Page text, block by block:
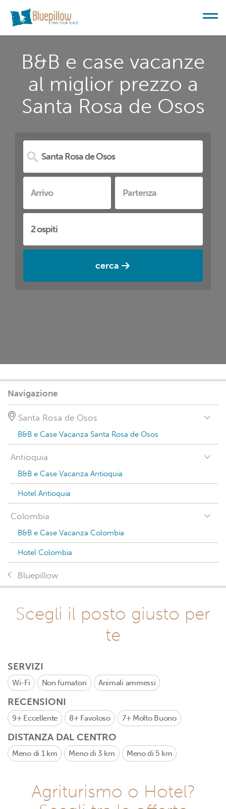
B&B e case vacanze
al miglior prezzo a
Santa Rosa de Osos
cerca
Navigazione
Santa Rosa de Osos
B&B e Case Vacanza Santa Rosa de Osos
Antioquia
B&B e Case Vacanza Antioquia
Hotel Antioquia
Colombia
B&B e Case Vacanza Colombia
Hotel Colombia
Bluepillow
Scegli il posto giusto per
te
SERVIZI
Wi-Fi Non fumatori Animali ammessi
RECENSIONI
9+ Eccellente 8+ Favoloso 7+ Molto Buono
DISTANZA DAL CENTRO
Meno di 1 km Meno di 3 km Meno di 5 km
Agriturismo o Hotel?